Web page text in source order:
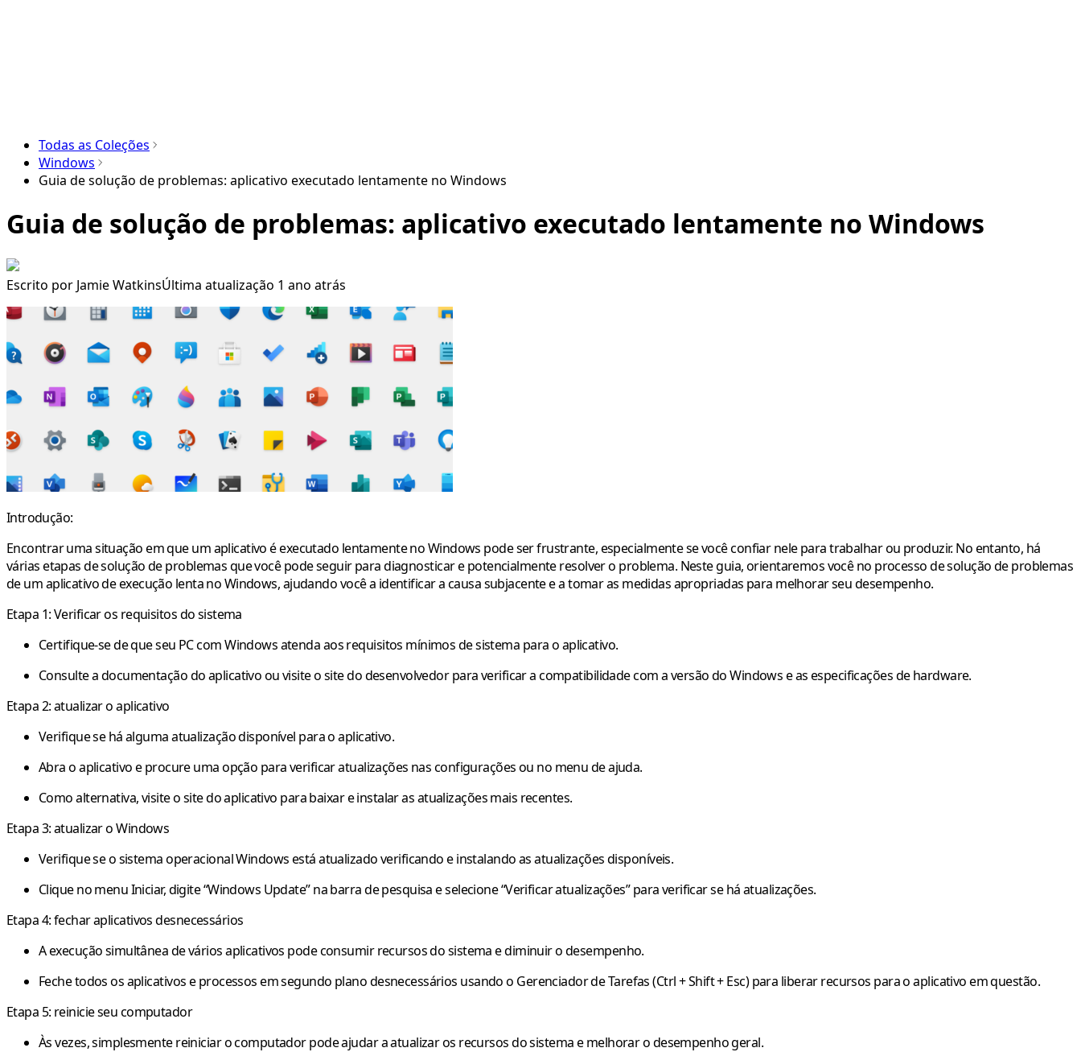
Todas as Coleções
Windows
Guia de solução de problemas: aplicativo executado lentamente no Windows
Guia de solução de problemas: aplicativo executado lentamente no Windows
Escrito por Jamie WatkinsÚltima atualização 1 ano atrás
Introdução:
Encontrar uma situação em que um aplicativo é executado lentamente no Windows pode ser frustrante, especialmente se você confiar nele para trabalhar ou produzir. No entanto, há
várias etapas de solução de problemas que você pode seguir para diagnosticar e potencialmente resolver o problema. Neste guia, orientaremos você no processo de solução de problemas
de um aplicativo de execução lenta no Windows, ajudando você a identificar a causa subjacente e a tomar as medidas apropriadas para melhorar seu desempenho.
Etapa 1: Verificar os requisitos do sistema
Certifique-se de que seu PC com Windows atenda aos requisitos mínimos de sistema para o aplicativo.
Consulte a documentação do aplicativo ou visite o site do desenvolvedor para verificar a compatibilidade com a versão do Windows e as especificações de hardware.
Etapa 2: atualizar o aplicativo
Verifique se há alguma atualização disponível para o aplicativo.
Abra o aplicativo e procure uma opção para verificar atualizações nas configurações ou no menu de ajuda.
Como alternativa, visite o site do aplicativo para baixar e instalar as atualizações mais recentes.
Etapa 3: atualizar o Windows
Verifique se o sistema operacional Windows está atualizado verificando e instalando as atualizações disponíveis.
Clique no menu Iniciar, digite “Windows Update” na barra de pesquisa e selecione “Verificar atualizações” para verificar se há atualizações.
Etapa 4: fechar aplicativos desnecessários
A execução simultânea de vários aplicativos pode consumir recursos do sistema e diminuir o desempenho.
Feche todos os aplicativos e processos em segundo plano desnecessários usando o Gerenciador de Tarefas (Ctrl + Shift + Esc) para liberar recursos para o aplicativo em questão.
Etapa 5: reinicie seu computador
Às vezes, simplesmente reiniciar o computador pode ajudar a atualizar os recursos do sistema e melhorar o desempenho geral.